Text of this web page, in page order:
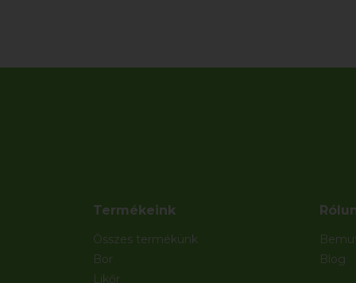
Termékeink
Összes termékünk
Bor
Likőr
Blog